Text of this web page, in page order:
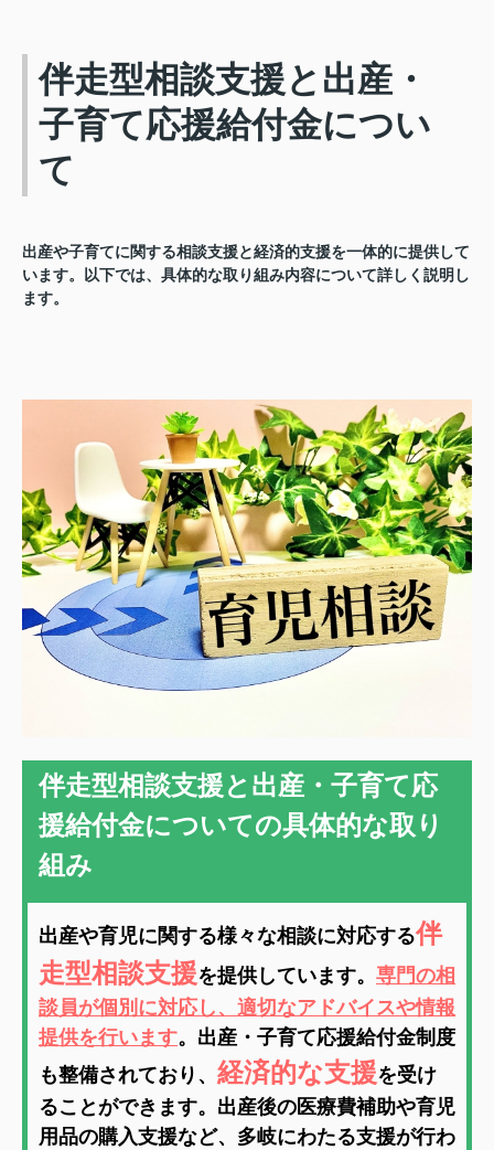
伴走型相談支援と出産・
子育て応援給付金につい
て
出産や子育てに関する相談支援と経済的支援を一体的に提供して
います。以下では、具体的な取り組み内容について詳しく説明し
ます。
伴走型相談支援と出産・子育て応
援給付金についての具体的な取り
組み
出産や育児に関する様々な相談に対応する伴
走型相談支援を提供しています。 専門の相
談員が個別に対応し、適切なアドバイスや情報
提供を行います。出産・子育て応援給付金制度
も整備されており、 経済的な支援を受け
ることができます。出産後の医療費補助や育児
用品の購入支援など、多岐にわたる支援が行わ